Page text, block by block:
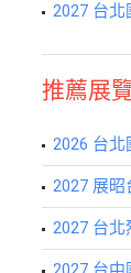
2027 台
推薦展
2026 台北
2027 展
2027 台